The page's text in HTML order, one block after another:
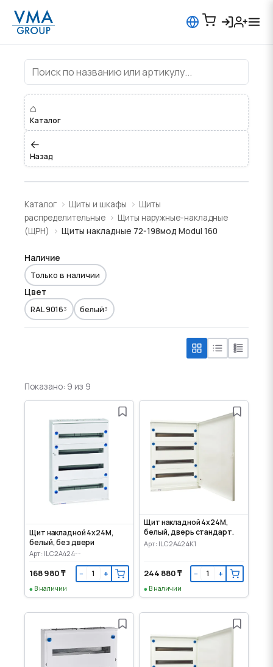
Щиты накладные 72-198мод
⌂
Каталог
←
Назад
Каталог Щиты и шкафы
Щиты
распределительные
Щиты наружные-накладные
(ЩРН)
Щиты накладные 72-198мод Modul 160
Наличие
Только в наличии
Цвет
RAL 90163 белый3
Показано: 9 из 9
Щит накладной 4x24M,
белый, без двери
Арт: ILC2A424--
168 980 ₸ − +
В наличии
Щит накладной 4x24M,
белый, дверь стандарт.
Арт: ILC2A424K1
244 880 ₸ − +
В наличии